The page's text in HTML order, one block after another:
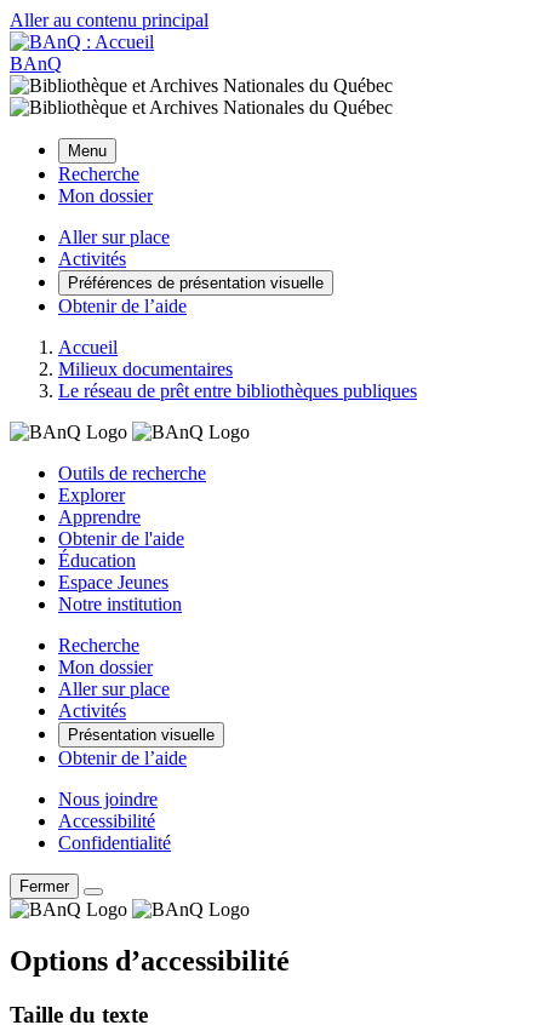
Aller au contenu principal
BAnQ
Menu
Recherche
Mon dossier
Aller sur place
Activités
Préférences de présentation visuelle
Obtenir de l’aide
Accueil
Milieux documentaires
Le réseau de prêt entre bibliothèques publiques
Outils de recherche
Explorer
Apprendre
Obtenir de l'aide
Éducation
Espace Jeunes
Notre institution
Recherche
Mon dossier
Aller sur place
Activités
Présentation visuelle
Obtenir de l’aide
Nous joindre
Accessibilité
Confidentialité
Fermer
Options d’accessibilité
Taille du texte